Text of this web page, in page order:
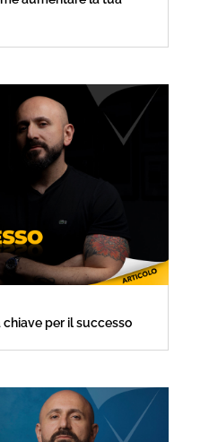
chiave per il successo